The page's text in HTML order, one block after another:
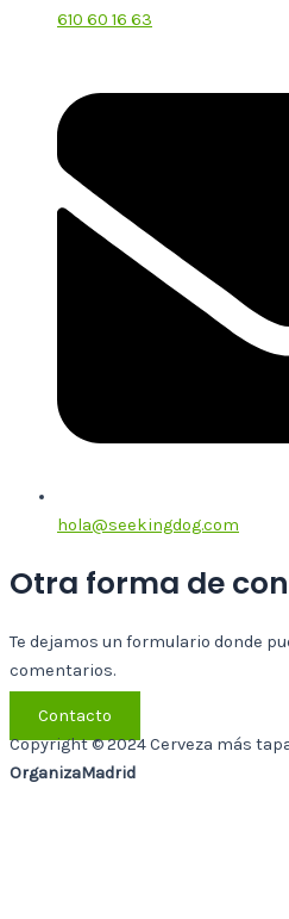
610 60 16 63
hola@seekingdog.com
Otra forma de
Te dejamos un formulario donde
comentarios.
Contacto
Copyright © 2024 Cerveza más
OrganizaMadrid